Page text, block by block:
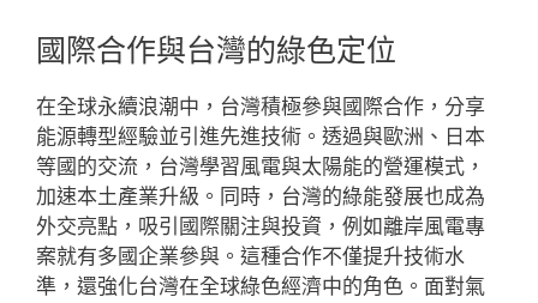
國際合作與台灣的綠色定位
在全球永續浪潮中，台灣積極參與國際合作，分享
能源轉型經驗並引進先進技術。透過與歐洲、日本
等國的交流，台灣學習風電與太陽能的營運模式，
加速本土產業升級。同時，台灣的綠能發展也成為
外交亮點，吸引國際關注與投資，例如離岸風電專
案就有多國企業參與。這種合作不僅提升技術水
準，還強化台灣在全球綠色經濟中的角色。面對氣